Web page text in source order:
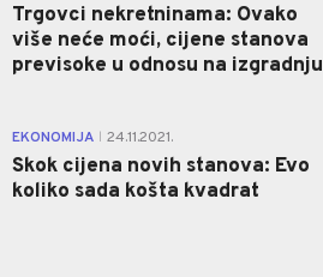
Trgovci nekretninama: Ovako
više neće moći, cijene stanova
previsoke u odnosu na izgradnju
EKONOMIJA 24.11.2021.
Skok cijena novih stanova: Evo
koliko sada košta kvadrat